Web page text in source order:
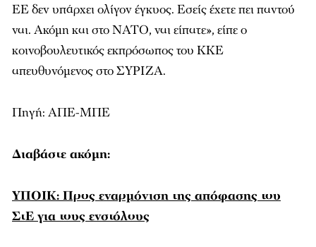
ΕΕ δεν υπάρχει ολίγον έγκυος. Εσείς έχετε πει παντού
ναι. Ακόμη και στο ΝΑΤΟ, ναι είπατε», είπε ο
κοινοβουλευτικός εκπρόσωπος του ΚΚΕ
απευθυνόμενος στο ΣΥΡΙΖΑ.
Πηγή: ΑΠΕ-ΜΠΕ
Διαβάστε ακόμη:
ΥΠΟΙΚ: Προς εναρμόνιση της απόφασης του
ΣτΕ για τους ενστόλους